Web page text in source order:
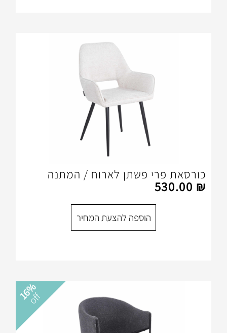
פשתן לארוח / המתנה
הוספה להצעת המחיר
16%
off